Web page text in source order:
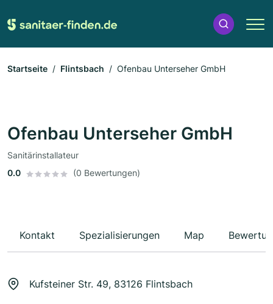
Startseite Flintsbach Ofenbau Unterseher GmbH
Ofenbau Unterseher GmbH
Sanitärinstallateur
0.0
(0 Bewertungen)
Kontakt Spezialisierungen Map
Kufsteiner Str. 49, 83126 Flintsbach